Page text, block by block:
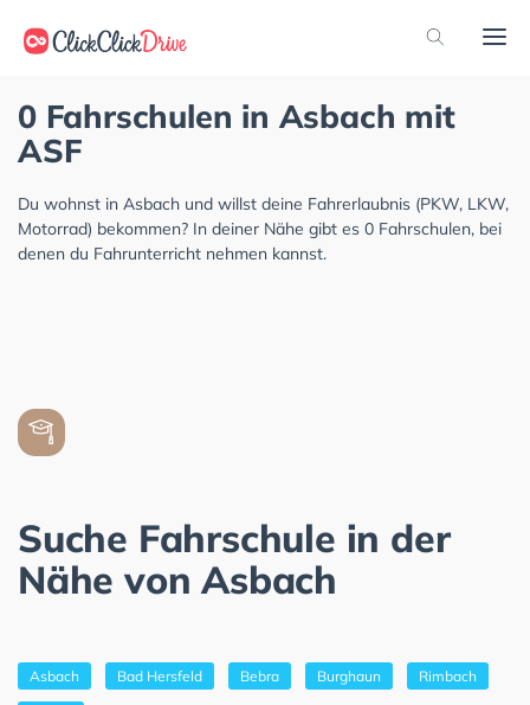
0 Fahrschulen in Asbach mit
ASF
Du wohnst in Asbach und willst deine Fahrerlaubnis (PKW, LKW,
Motorrad) bekommen? In deiner Nähe gibt es 0 Fahrschulen, bei
denen du Fahrunterricht nehmen kannst.
Suche Fahrschule in der
Nähe von Asbach
Asbach Bad Hersfeld Bebra Burghaun Rimbach